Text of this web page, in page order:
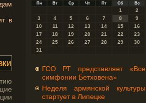
в
Пн Вт Ср Чт Пт Сб Вс
1
2
3
4 5 6 7 8
9
10
11 12 13 14 15
16
17
18 19 20 21 22
23
24
25 26 27 28 29
30
31
ГСО РТ представляет «Все
симфонии Бетховена»
Неделя армянской культуры
стартует в Липецке